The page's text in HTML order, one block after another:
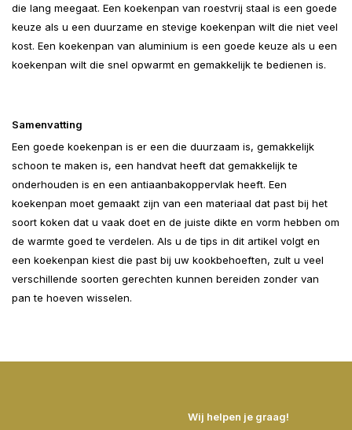
die lang meegaat. Een koekenpan van roestvrij staal is een goede
keuze als u een duurzame en stevige koekenpan wilt die niet veel
kost. Een koekenpan van aluminium is een goede keuze als u een
koekenpan wilt die snel opwarmt en gemakkelijk te bedienen is.
Samenvatting
Een goede koekenpan is er een die duurzaam is, gemakkelijk
schoon te maken is, een handvat heeft dat gemakkelijk te
onderhouden is en een antiaanbakoppervlak heeft. Een
koekenpan moet gemaakt zijn van een materiaal dat past bij het
soort koken dat u vaak doet en de juiste dikte en vorm hebben om
de warmte goed te verdelen. Als u de tips in dit artikel volgt en
een koekenpan kiest die past bij uw kookbehoeften, zult u veel
verschillende soorten gerechten kunnen bereiden zonder van
pan te hoeven wisselen.
Wij helpen je graag!